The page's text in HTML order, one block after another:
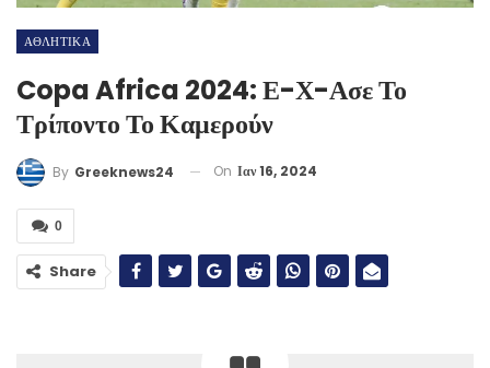
ΑΘΛΗΤΙΚΑ
Copa Africa 2024: Ε-Χ-Ασε Το
Τρίποντο Το Καμερούν
By Greeknews24 On Ιαν 16, 2024
0
Share